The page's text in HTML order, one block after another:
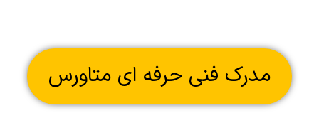
مدرک فنی حرفه ای متاورس